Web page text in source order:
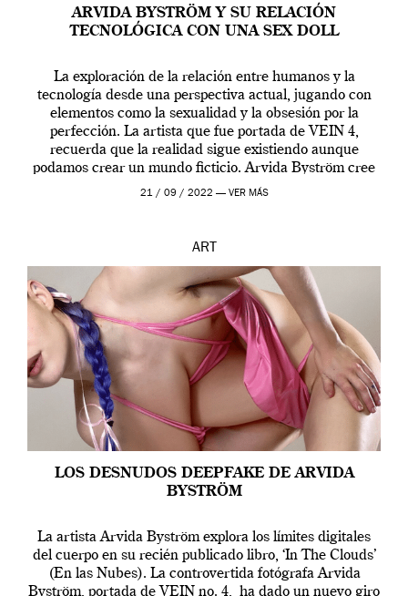
ARVIDA BYSTRÖM Y SU RELACIÓN
TECNOLÓGICA CON UNA SEX DOLL
La exploración de la relación entre humanos y la
tecnología desde una perspectiva actual, jugando con
elementos como la sexualidad y la obsesión por la
perfección. La artista que fue portada de VEIN 4,
recuerda que la realidad sigue existiendo aunque
podamos crear un mundo ficticio. Arvida Byström cree
que los humanos tienen un complejo […]
21 / 09 / 2022 — VER MÁS
ART
LOS DESNUDOS DEEPFAKE DE ARVIDA
BYSTRÖM
La artista Arvida Byström explora los límites digitales
del cuerpo en su recién publicado libro, ‘In The Clouds’
(En las Nubes). La controvertida fotógrafa Arvida
Byström, portada de VEIN no. 4, ha dado un nuevo giro